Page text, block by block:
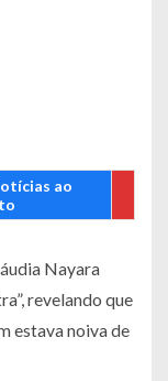
ao
Nayara
revelando que
estava noiva de